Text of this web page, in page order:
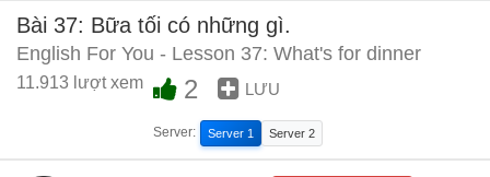
silverwares?
Được rồi, khi ta ăn, ta sử dụng đồ dùng bạc, được rồi, vậy nó là
gì?
Silverware is a knife, a knife
Con dao là đồ dùng bạc, một con dao
00:49
Bài 37: Bữa tối có những gì.
English For You - Lesson 37: What's for dinner
11.913 lượt xem 2 LƯU
Server: Server 1 Server 2